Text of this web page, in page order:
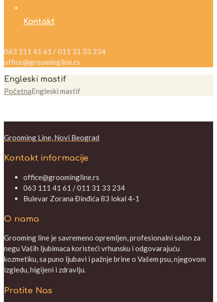
Kontakt
063 111 41 61 / 011 31 33 234
office@groomingline.rs
Engleski mastif
PočetnaEngleski mastif
Grooming Line, Novi Beograd
Kontakt informacije
office@groomingline.rs
063 111 41 61 / 011 31 33 234
Bulevar Zorana Đinđića 83 lokal 4-1
O nama
Grooming line je savremeno opremljen, profesionalni salon za
negu Vaših ljubimaca koristeći vrhunsku i odgovarajuću
kozmetiku, sa puno ljubavi i pažnje brine o Vašem psu, njegovom
izgledu, higijeni i zdravlju.
Pratite Nas